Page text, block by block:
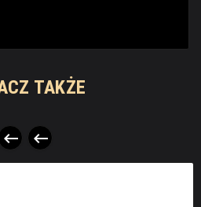
TAKŻE
 